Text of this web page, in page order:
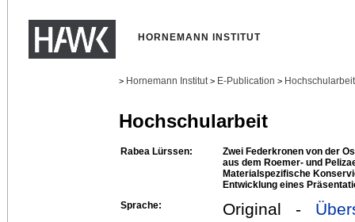
HORNEMANN INSTITUT
> Hornemann Institut > E-Publication >
Hochschularbeit
Rabea Lürssen:
Zwei Federkronen von der
aus dem Roemer- und
Materialspezifische
Entwicklung eines
Sprache:
Original -